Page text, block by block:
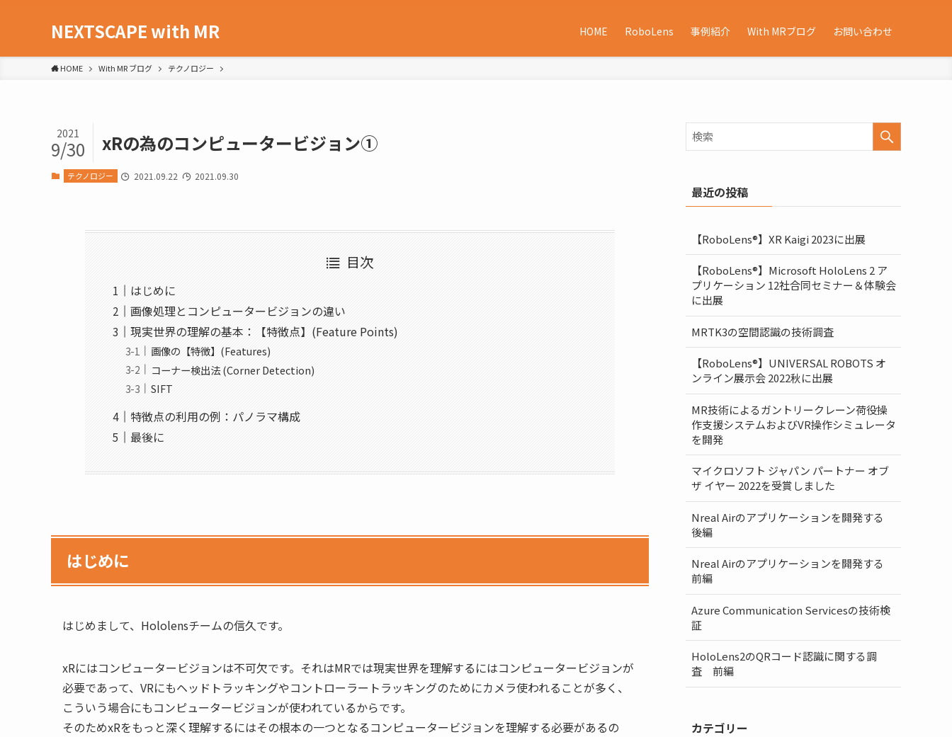
NEXTSCAPE with MR HOME RoboLens 事例紹介 With MRブログ お問い合わせ
HOME With MR ブログ テクノロジー
xRの為のコンピュータービジョン①
2021
9/30
テクノロジー 2021.09.22 2021.09.30
目次
はじめに
画像処理とコンピュータービジョンの違い
現実世界の理解の基本：【特徴点】(Feature Points)
画像の【特徴】(Features)
コーナー検出法 (Corner Detection)
SIFT
特徴点の利用の例：パノラマ構成
最後に
はじめに
はじめまして、Hololensチームの信久です。
xRにはコンピュータービジョンは不可欠です。それはMRでは現実世界を理解するにはコンピュータービジョンが
必要であって、VRにもヘッドトラッキングやコントローラートラッキングのためにカメラ使われることが多く、
こういう場合にもコンピュータービジョンが使われているからです。
そのためxRをもっと深く理解するにはその根本の一つとなるコンピュータービジョンを理解する必要があるの
最近の投稿
【RoboLens®】XR Kaigi 2023に出展
【RoboLens®】Microsoft HoloLens 2 ア
プリケーション 12社合同セミナー＆体験会
に出展
MRTK3の空間認識の技術調査
【RoboLens®】UNIVERSAL ROBOTS オ
ンライン展示会 2022秋に出展
MR技術によるガントリークレーン荷役操
作支援システムおよびVR操作シミュレータ
を開発
マイクロソフト ジャパン パートナー オブ
ザ イヤー 2022を受賞しました
Nreal Airのアプリケーションを開発する
後編
Nreal Airのアプリケーションを開発する
前編
Azure Communication Servicesの技術検
証
HoloLens2のQRコード認識に関する調
査 前編
カテゴリー